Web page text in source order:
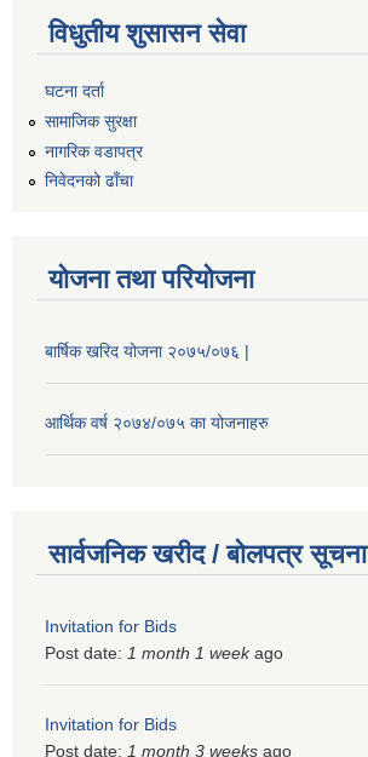
विधुतीय शुसासन सेवा
घटना दर्ता
सामाजिक सुरक्षा
नागरिक वडापत्र
निवेदनको ढाँचा
योजना तथा परियोजना
बार्षिक खरिद योजना २०७५/०७६ |
आर्थिक वर्ष २०७४/०७५ का योजनाहरु
सार्वजनिक खरीद / बोलपत्र सूचना
Invitation for Bids
Post date: 1 month 1 weekago
Invitation for Bids
Post date: 1 month 3 weeks ago